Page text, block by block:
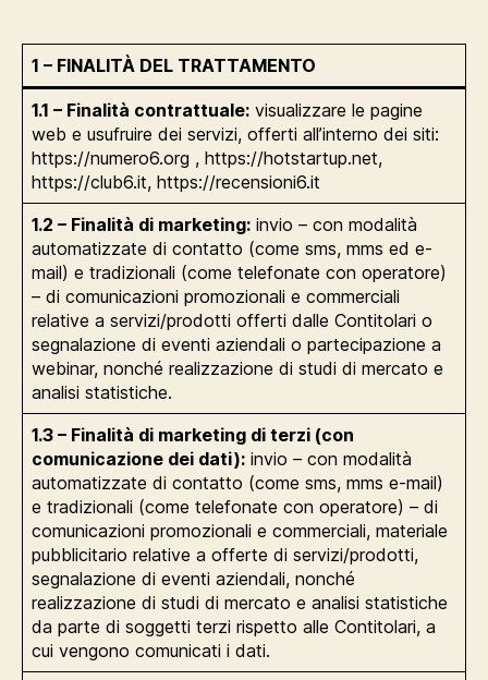
1 – FINALITÀ DEL TRATTAMENTO
1.1 – Finalità contrattuale: visualizzare le pagine
web e usufruire dei servizi, offerti all’interno dei siti:
https://numero6.org , https://hotstartup.net,
https://club6.it, https://recensioni6.it
1.2 – Finalità di marketing: invio – con modalità
automatizzate di contatto (come sms, mms ed e-
mail) e tradizionali (come telefonate con operatore)
– di comunicazioni promozionali e commerciali
relative a servizi/prodotti offerti dalle Contitolari o
segnalazione di eventi aziendali o partecipazione a
webinar, nonché realizzazione di studi di mercato e
analisi statistiche.
1.3 – Finalità di marketing di terzi (con
comunicazione dei dati): invio – con modalità
automatizzate di contatto (come sms, mms e-mail)
e tradizionali (come telefonate con operatore) – di
comunicazioni promozionali e commerciali, materiale
pubblicitario relative a offerte di servizi/prodotti,
segnalazione di eventi aziendali, nonché
realizzazione di studi di mercato e analisi statistiche
da parte di soggetti terzi rispetto alle Contitolari, a
cui vengono comunicati i dati.